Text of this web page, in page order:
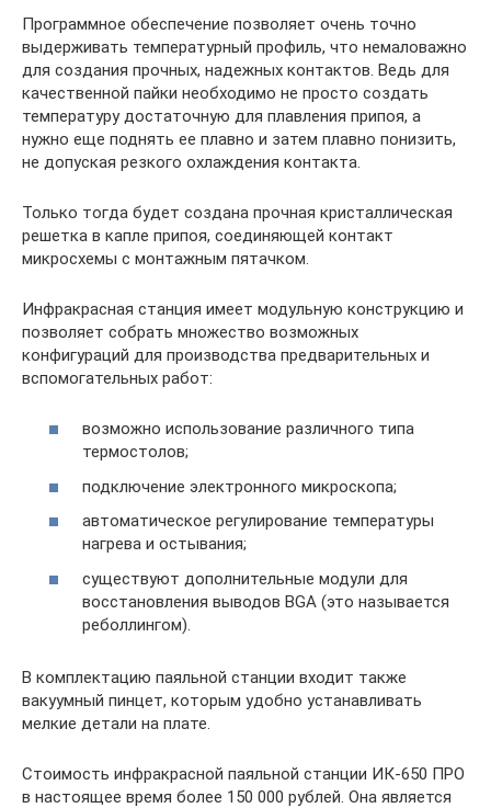
Программное обеспечение позволяет очень точно
выдерживать температурный профиль, что немаловажно
для создания прочных, надежных контактов. Ведь для
качественной пайки необходимо не просто создать
температуру достаточную для плавления припоя, а
нужно еще поднять ее плавно и затем плавно понизить,
не допуская резкого охлаждения контакта.
Только тогда будет создана прочная кристаллическая
решетка в капле припоя, соединяющей контакт
микросхемы с монтажным пятачком.
Инфракрасная станция имеет модульную конструкцию и
позволяет собрать множество возможных
конфигураций для производства предварительных и
вспомогательных работ:
возможно использование различного типа
термостолов;
подключение электронного микроскопа;
автоматическое регулирование температуры
нагрева и остывания;
существуют дополнительные модули для
восстановления выводов BGA (это называется
реболлингом).
В комплектацию паяльной станции входит также
вакуумный пинцет, которым удобно устанавливать
мелкие детали на плате.
Стоимость инфракрасной паяльной станции ИК-650 ПРО
в настоящее время более 150 000 рублей. Она является